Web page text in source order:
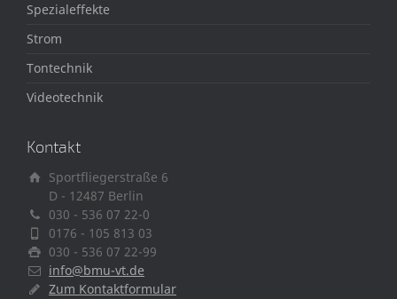
Spezialeffekte
Strom
Tontechnik
Videotechnik
Kontakt
Sportfliegerstraße 6
D - 12487 Berlin
030 - 536 07 22-0
0176 - 105 813 03
030 - 536 07 22-99
info@bmu-vt.de
Zum Kontaktformular